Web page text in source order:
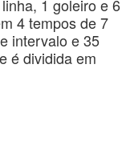
1 goleiro e 6
4 tempos de 7
intervalo e 35
é dividida em